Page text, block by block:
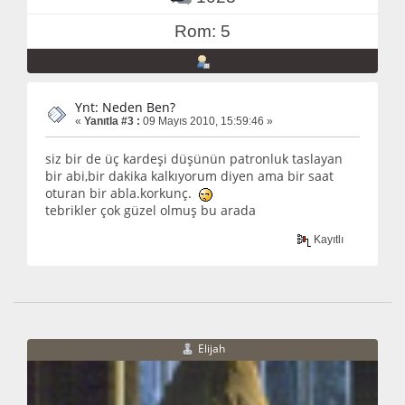
Rom: 5
Ynt: Neden Ben?
« Yanıtla #3 : 09 Mayıs 2010, 15:59:46 »
siz bir de üç kardeşi düşünün patronluk taslayan
bir abi,bir dakika kalkıyorum diyen ama bir saat
oturan bir abla.korkunç.
tebrikler çok güzel olmuş bu arada
Kayıtlı
Elijah